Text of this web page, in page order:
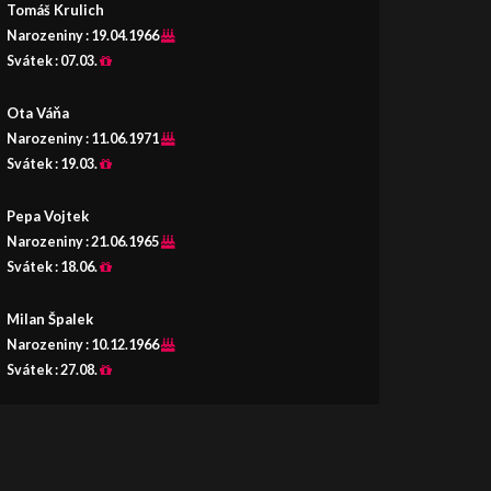
Tomáš Krulich
Narozeniny : 19.04.1966
Svátek : 07.03.
Ota Váňa
Narozeniny : 11.06.1971
Svátek : 19.03.
Pepa Vojtek
Narozeniny :21.06.1965
Svátek : 18.06.
Milan Špalek
Narozeniny : 10.12.1966
Svátek :27.08.